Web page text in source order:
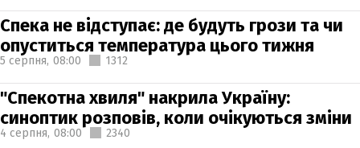
Спека не відступає: де будуть грози та чи
опуститься температура цього тижня
5 серпня, 08:00 1312
"Спекотна хвиля" накрила Україну:
синоптик розповів, коли очікуються зміни
4 серпня, 08:00 2340